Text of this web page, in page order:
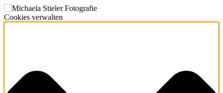
Cookies verwalten